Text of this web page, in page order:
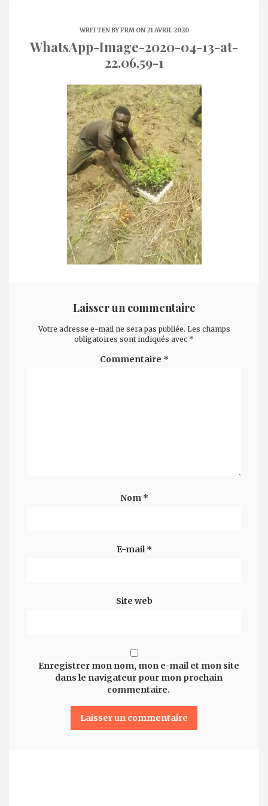
WRITTEN BYFRMON 21 AVRIL 2020
WhatsApp-Image-2020-04-13-at-
22.06.59-1
Laisser un commentaire
Votre adresse e-mail ne sera pas publiée. Les champs
obligatoires sont indiqués avec *
Commentaire *
Nom *
E-mail*
Site web
Enregistrer mon nom, mon e-mail et mon site
dans le navigateur pour mon prochain
commentaire.